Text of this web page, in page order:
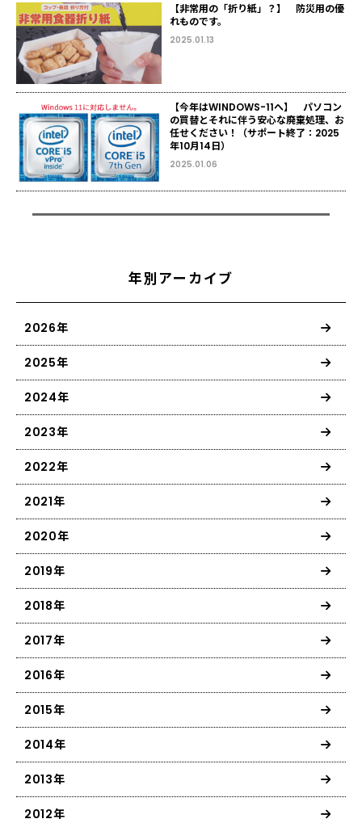
【非常用の「折り紙」？】 防災用の優
れものです。
2025.01.13
【今年はWINDOWS-11へ】 パソコン
の買替とそれに伴う安心な廃棄処理、お
任せください！（サポート終了：2025
年10月14日）
2025.01.06
年別アーカイブ
2026年
2025年
2024年
2023年
2022年
2021年
2020年
2019年
2018年
2017年
2016年
2015年
2014年
2013年
2012年